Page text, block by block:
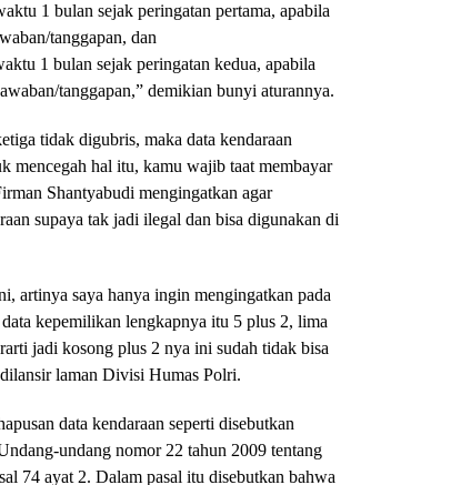
1 bulan sejak peringatan pertama, apabila
tanggapan, dan
1 bulan sejak peringatan kedua, apabila
tanggapan,” demikian bunyi aturannya.
tidak digubris, maka data kendaraan
mencegah hal itu, kamu wajib taat membayar
Shantyabudi mengingatkan agar
supaya tak jadi ilegal dan bisa digunakan di
artinya saya hanya ingin mengingatkan pada
kepemilikan lengkapnya itu 5 plus 2, lima
jadi kosong plus 2 nya ini sudah tidak bisa
laman Divisi Humas Polri.
data kendaraan seperti disebutkan
undang nomor 22 tahun 2009 tentang
74 ayat 2. Dalam pasal itu disebutkan bahwa